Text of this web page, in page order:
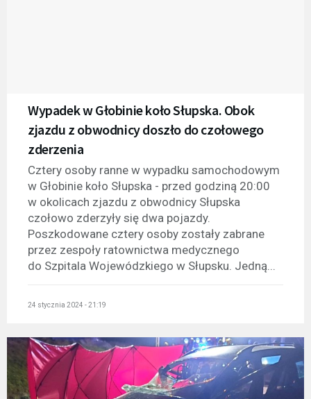
Wypadek w Głobinie koło Słupska. Obok
zjazdu z obwodnicy doszło do czołowego
zderzenia
Cztery osoby ranne w wypadku samochodowym
w Głobinie koło Słupska - przed godziną 20:00
w okolicach zjazdu z obwodnicy Słupska
czołowo zderzyły się dwa pojazdy.
Poszkodowane cztery osoby zostały zabrane
przez zespoły ratownictwa medycznego
do Szpitala Wojewódzkiego w Słupsku. Jedną...
24 stycznia 2024 - 21:19